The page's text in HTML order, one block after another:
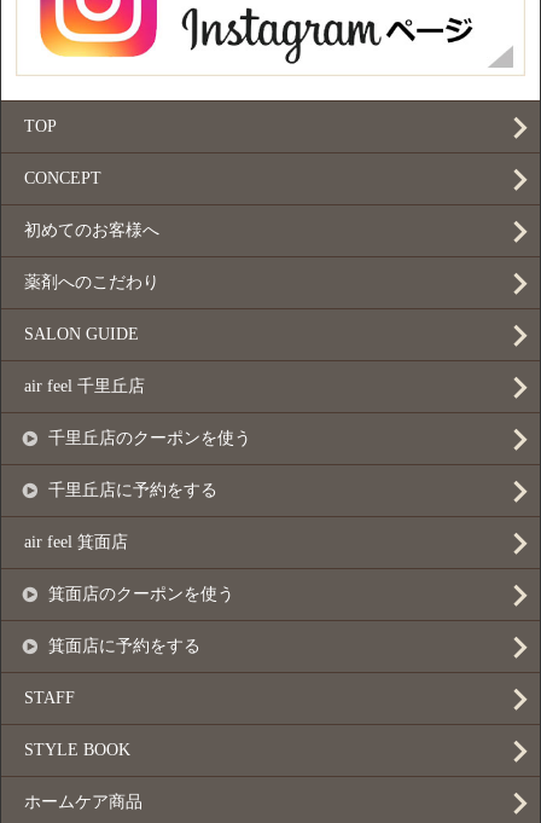
TOP
CONCEPT
初めてのお客様へ
薬剤へのこだわり
SALON GUIDE
air feel 千里丘店
千里丘店のクーポンを使う
千里丘店に予約をする
air feel 箕面店
箕面店のクーポンを使う
箕面店に予約をする
STAFF
STYLE BOOK
ホームケア商品